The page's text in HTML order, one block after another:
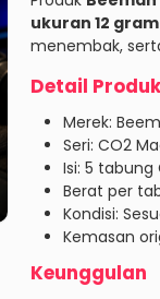
ukuran 12 gram
menembak,
Detail Produk
Merek:
Seri: CO2
Isi: 5 tabung
Berat per
Kondisi:
Kemasan
Keunggulan